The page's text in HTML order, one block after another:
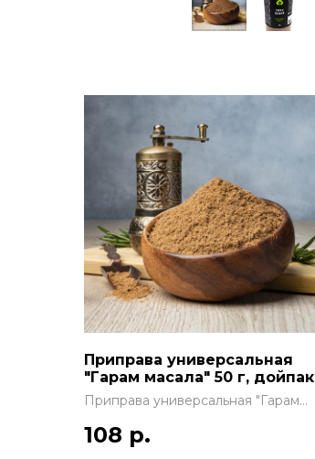
Приправа универсальная
"Гарам масала" 50 г, дойпак
Приправа универсальная "Гарам
108 р.